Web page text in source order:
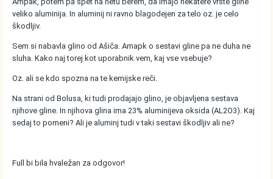
veliko aluminija. In aluminij ni ravno blagodejen za telo oz. je celo
škodljiv.
Sem si nabavla glino od Ašiča. Amapk o sestavi gline pa ne duha ne
sluha. Kako naj torej kot uporabnik vem, kaj vse vsebuje?
Oz. ali se kdo spozna na te kemijske reči.
Na strani od Bolusa, ki tudi prodajajo glino, je objavljena sestava
njihove gline. In njihova glina ima 23% aluminijeva oksida (AL2O3). Kaj
sedaj to pomeni? Ali je aluminj tudi v taki sestavi škodljiv ali ne?
Full bi bila hvaležan za odgovor!